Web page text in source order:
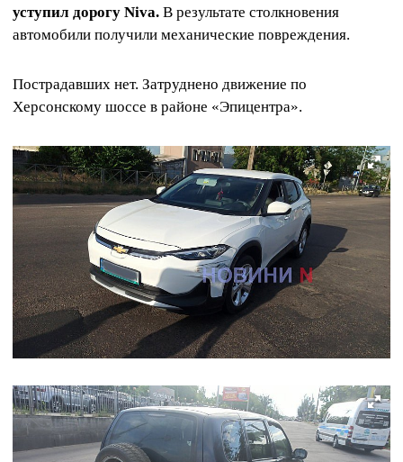
уступил дорогу Niva. В результате столкновения
автомобили получили механические повреждения.
Пострадавших нет. Затруднено движение по
Херсонскому шоссе в районе «Эпицентра».